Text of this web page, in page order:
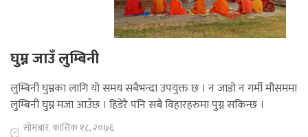
घुम्न जाउँ लुम्बिनी
लुम्बिनी घुम्नका लागि यो समय सबैभन्दा उपयुक्त छ । न जाडो न गर्मी मौसममा
लुम्बिनी घुम्न मजा आउँछ । हिडेरै पनि सबै विहारहरुमा पुग्न सकिन्छ ।
सोमबार, कात्तिक १८, २०७६